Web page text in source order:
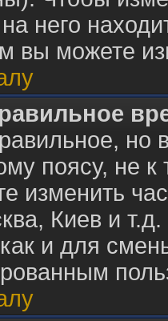
него
вы можете
но
поясу, не
изменить
Киев и
и для